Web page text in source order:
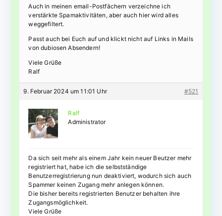
Auch in meinen email-Postfächern verzeichne ich
verstärkte Spamaktivitäten, aber auch hier wird alles
weggefiltert.
Passt auch bei Euch auf und klickt nicht auf Links in Mails
von dubiosen Absendern!
Viele Grüße
Ralf
9. Februar 2024 um 11:01 Uhr #521
Ralf
Administrator
Da sich seit mehr als einem Jahr kein neuer Beutzer mehr
registriert hat, habe ich die selbstständige
Benutzerregistrierung nun deaktiviert, wodurch sich auch
Spammer keinen Zugang mehr anlegen können.
Die bisher bereits registrierten Benutzer behalten ihre
Zugangsmöglichkeit.
Viele Grüße